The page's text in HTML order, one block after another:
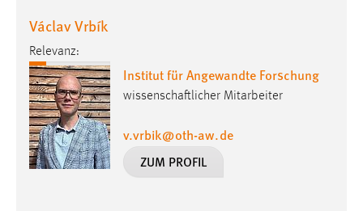
Václav Vrbík
Relevanz:
Institut für Angewandte Forschung
wissenschaftlicher Mitarbeiter
v.vrbik@oth-aw.de
ZUM PROFIL